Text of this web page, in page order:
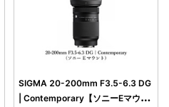
SIGMA 20-200mm F3.5-6.3 DG
| Contemporary【ソニーEマウン